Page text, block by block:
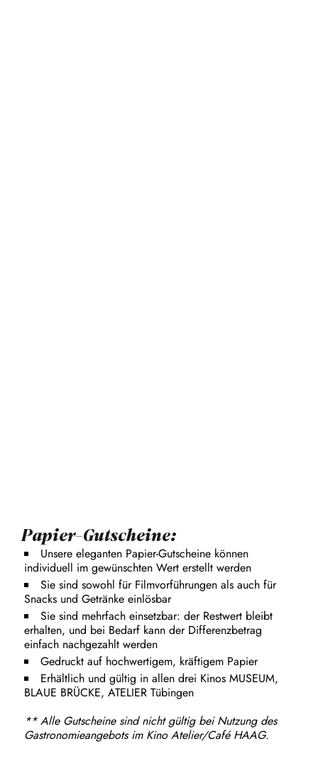
Papier-Gutscheine:
Unsere eleganten Papier-Gutscheine können
individuell im gewünschten Wert erstellt werden
Sie sind sowohl für Filmvorführungen als auch für
Snacks und Getränke einlösbar
Sie sind mehrfach einsetzbar: der Restwert bleibt
erhalten, und bei Bedarf kann der Differenzbetrag
einfach nachgezahlt werden
Gedruckt auf hochwertigem, kräftigem Papier
Erhältlich und gültig in allen drei Kinos MUSEUM,
BLAUE BRÜCKE, ATELIER Tübingen
** Alle Gutscheine sind nicht gültig bei Nutzung des
Gastronomieangebots im Kino Atelier/Café HAAG.